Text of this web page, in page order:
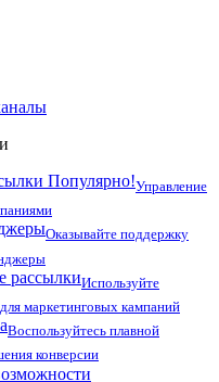
Популярно!Управление
Оказывайте поддержку
рассылкиИспользуйте
маркетинговых кампаний
Воспользуйтесь плавной
конверсии